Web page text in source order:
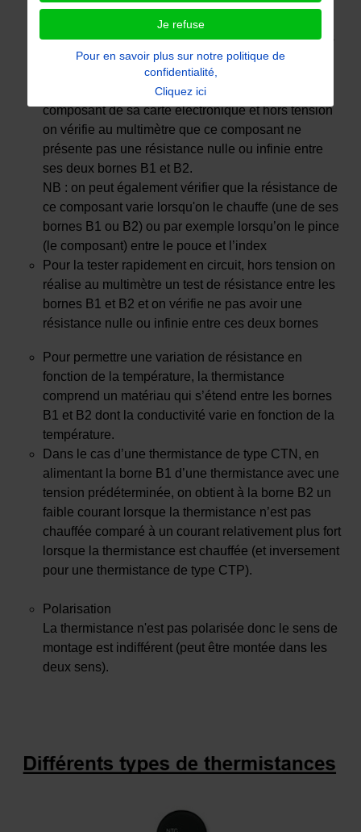
lorsqu’on le pince entre ses doigts.
La thermistance comprend un corps et deux bornes
d'extrémité B1 et B2.
Pour la tester précisément, on dessoude ce
composant de sa carte électronique et hors tension
on vérifie au multimètre que ce composant ne
présente pas une résistance nulle ou infinie entre
ses deux bornes B1 et B2.
NB : on peut également vérifier que la résistance de
ce composant varie lorsqu'on le chauffe (une de ses
bornes B1 ou B2) ou par exemple lorsqu’on le pince
(le composant) entre le pouce et l’index
Pour la tester rapidement en circuit, hors tension on
réalise au multimètre un test de résistance entre les
bornes B1 et B2 et on vérifie ne pas avoir une
résistance nulle ou infinie entre ces deux bornes
Pour permettre une variation de résistance en
fonction de la température, la thermistance
comprend un matériau qui s’étend entre les bornes
B1 et B2 dont la conductivité varie en fonction de la
température.
Dans le cas d’une thermistance de type CTN, en
alimentant la borne B1 d’une thermistance avec une
tension prédéterminée, on obtient à la borne B2 un
faible courant lorsque la thermistance n’est pas
chauffée comparé à un courant relativement plus fort
lorsque la thermistance est chauffée (et inversement
pour une thermistance de type CTP).
Polarisation
La thermistance n'est pas polarisée donc le sens de
montage est indifférent (peut être montée dans les
deux sens).
Je refuse
Pour en savoir plus sur notre politique de
confidentialité,
Cliquez ici